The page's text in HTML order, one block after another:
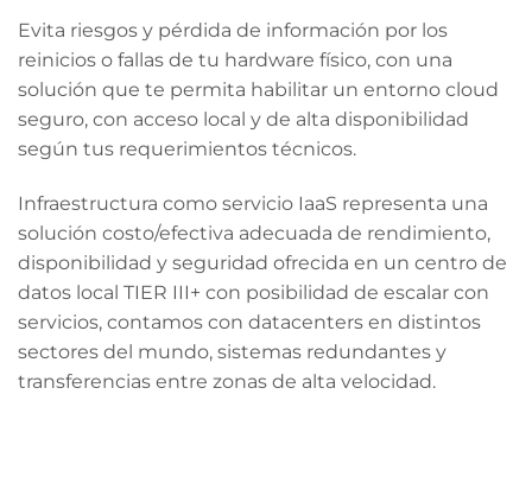
Evita riesgos y pérdida de información por los
reinicios o fallas de tu hardware físico, con una
solución que te permita habilitar un entorno cloud
seguro, con acceso local y de alta disponibilidad
según tus requerimientos técnicos.
Infraestructura como servicio IaaS representa una
solución costo/efectiva adecuada de rendimiento,
disponibilidad y seguridad ofrecida en un centro de
datos local TIER III+ con posibilidad de escalar con
servicios, contamos con datacenters en distintos
sectores del mundo, sistemas redundantes y
transferencias entre zonas de alta velocidad.